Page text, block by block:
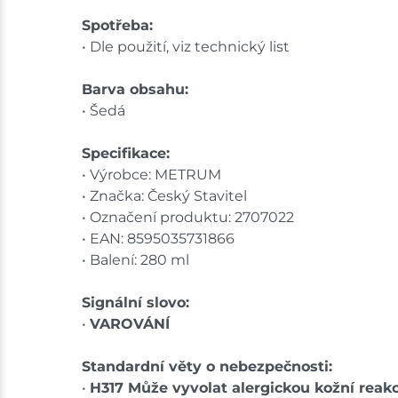
Spotřeba:
• Dle použití, viz technický list
Barva obsahu:
• Šedá
Specifikace:
• Výrobce: METRUM
• Značka: Český Stavitel
• Označení produktu: 2707022
• EAN: 8595035731866
• Balení: 280 ml
Signální slovo:
• VAROVÁNÍ
Standardní věty o nebezpečnosti:
• H317 Může vyvolat alergickou kožní